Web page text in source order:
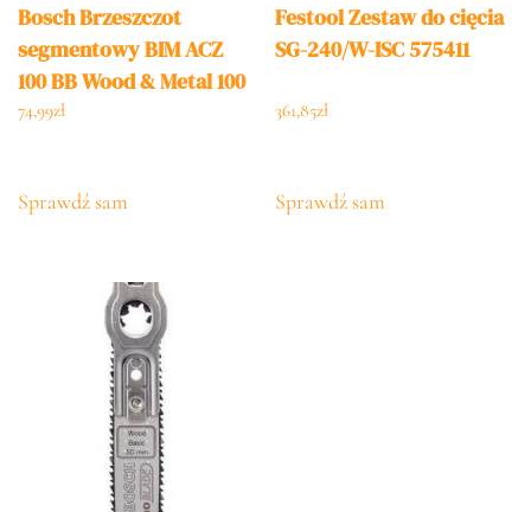
Bosch Brzeszczot
segmentowy BIM ACZ
100 BB Wood & Metal 100
2608661633
74,99zł
Sprawdź sam
Festool Zestaw do cięcia
SG-240/W-ISC 575411
361,85zł
Sprawdź sam